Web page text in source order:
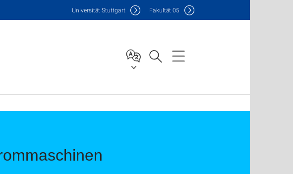
Universität Stuttgart Fakultät05